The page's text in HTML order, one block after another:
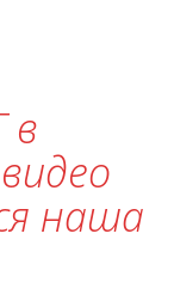
в
наша